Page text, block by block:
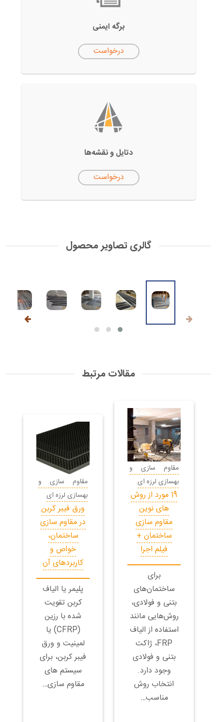
برگه ایمنی
درخواست
دتایل‌ و نقشه‌ها
درخواست
گالری تصاویر محصول
مقالات مرتبط
مقاوم سازی و
بهسازی لرزه ای
19 مورد از روش
های نوین
مقاوم سازی
ساختمان +
فیلم اجرا
برای
ساختمان‌های
بتنی و فولادی،
روش‌هایی مانند
استفاده از الیاف
FRP، ژاکت
بتنی و فولادی
وجود دارد.
انتخاب روش
مناسب…
مقاوم سازی و
بهسازی لرزه ای
ورق فیبر کربن
در مقاوم سازی
ساختمان،
خواص و
کاربردهای آن
پلیمر یا الیاف
کربن تقویت
شده با رزین
(CFRP) یا
لمینیت و ورق
فیبر کربن، برای
سیستم های
مقاوم سازی…